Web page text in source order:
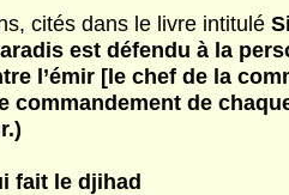
cités dans le livre intitulé
est défendu à la
l’émir [le chef de la
commandement de
fait le djihad